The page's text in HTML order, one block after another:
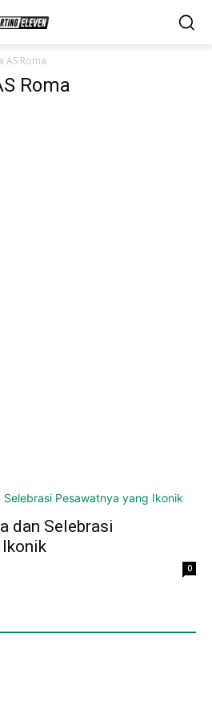
AS Roma
Roma
dan Selebrasi
0